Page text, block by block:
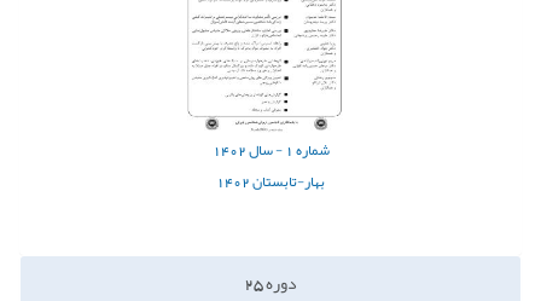
شماره1 - سال1402
بهار-تابستان 1402
دوره25